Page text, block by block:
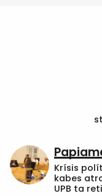
Krísis
kabes
UPB ta